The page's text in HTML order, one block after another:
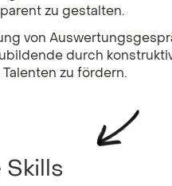
zu gestalten.
von
durch
Talenten zu fördern.
Skills